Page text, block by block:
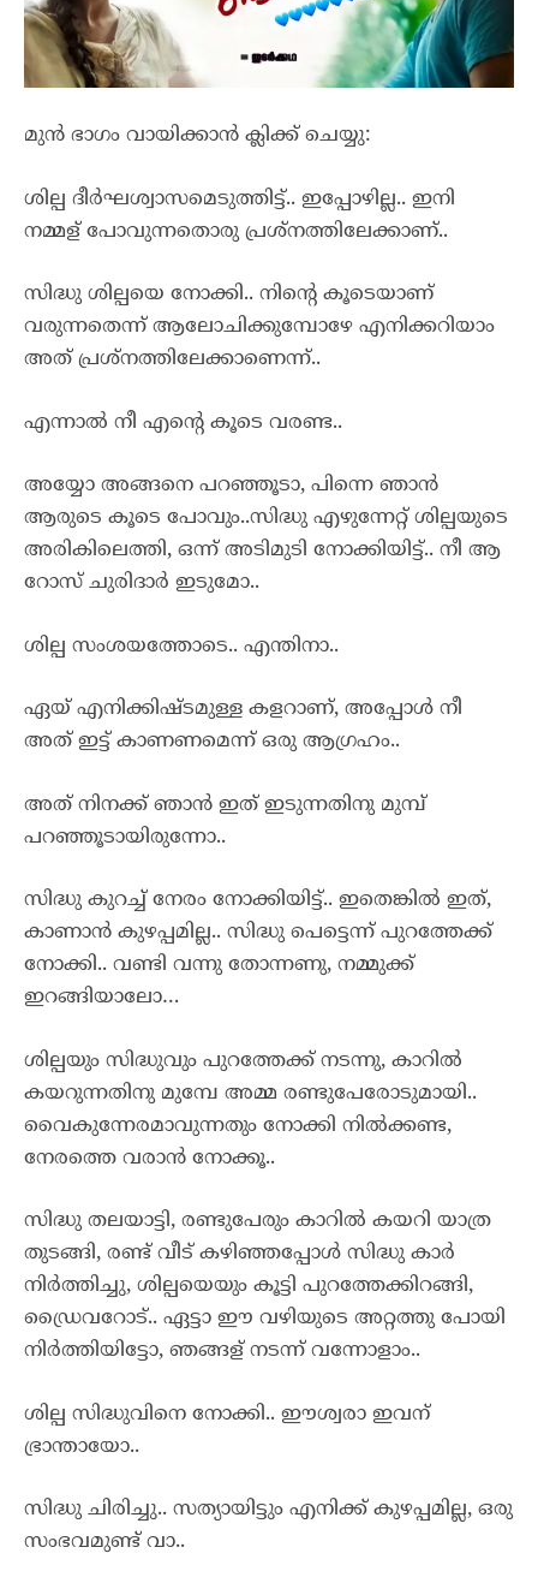
മുൻ ഭാഗം വായിക്കാൻ ക്ലിക്ക് ചെയ്യു:
ശില്പ ദീർഘശ്വാസമെടുത്തിട്ട്.. ഇപ്പോഴില്ല.. ഇനി
നമ്മള് പോവുന്നതൊരു പ്രശ്നത്തിലേക്കാണ്..
സിദ്ധു ശില്പയെ നോക്കി.. നിന്റെ കൂടെയാണ്
വരുന്നതെന്ന് ആലോചിക്കുമ്പോഴേ എനിക്കറിയാം
അത്‌ പ്രശ്നത്തിലേക്കാണെന്ന്..
എന്നാൽ നീ എന്റെ കൂടെ വരണ്ട..
അയ്യോ അങ്ങനെ പറഞ്ഞൂടാ, പിന്നെ ഞാൻ
ആരുടെ കൂടെ പോവും..സിദ്ധു എഴുന്നേറ്റ് ശില്പയുടെ
അരികിലെത്തി, ഒന്ന് അടിമുടി നോക്കിയിട്ട്.. നീ ആ
റോസ് ചുരിദാർ ഇടുമോ..
ശില്പ സംശയത്തോടെ.. എന്തിനാ..
ഏയ് എനിക്കിഷ്ടമുള്ള കളറാണ്, അപ്പോൾ നീ
അത്‌ ഇട്ട് കാണണമെന്ന് ഒരു ആഗ്രഹം..
അത്‌ നിനക്ക് ഞാൻ ഇത് ഇടുന്നതിനു മുമ്പ്
പറഞ്ഞൂടായിരുന്നോ..
സിദ്ധു കുറച്ച് നേരം നോക്കിയിട്ട്.. ഇതെങ്കിൽ ഇത്,
കാണാൻ കുഴപ്പമില്ല.. സിദ്ധു പെട്ടെന്ന് പുറത്തേക്ക്
നോക്കി.. വണ്ടി വന്നു തോന്നണു, നമ്മുക്ക്
ഇറങ്ങിയാലോ…
ശില്പയും സിദ്ധുവും പുറത്തേക്ക് നടന്നു, കാറിൽ
കയറുന്നതിനു മുമ്പേ അമ്മ രണ്ടുപേരോടുമായി..
വൈകുന്നേരമാവുന്നതും നോക്കി നിൽക്കണ്ട,
നേരത്തെ വരാൻ നോക്കൂ..
സിദ്ധു തലയാട്ടി, രണ്ടുപേരും കാറിൽ കയറി യാത്ര
തുടങ്ങി, രണ്ട് വീട് കഴിഞ്ഞപ്പോൾ സിദ്ധു കാർ
നിർത്തിച്ചു, ശില്പയെയും കൂട്ടി പുറത്തേക്കിറങ്ങി,
ഡ്രൈവറോട്.. ഏട്ടാ ഈ വഴിയുടെ അറ്റത്തു പോയി
നിർത്തിയിട്ടോ, ഞങ്ങള് നടന്ന് വന്നോളാം..
ശില്പ സിദ്ധുവിനെ നോക്കി.. ഈശ്വരാ ഇവന്
ഭ്രാന്തായോ..
സിദ്ധു ചിരിച്ചു.. സത്യായിട്ടും എനിക്ക് കുഴപ്പമില്ല, ഒരു
സംഭവമുണ്ട് വാ..